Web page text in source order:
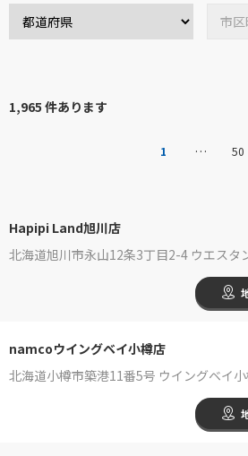
1,965 件あります
1 … 50
Hapipi Land旭川店
北海道旭川市永山12条3丁目2-4 ウエスタ
namcoウイングベイ小樽店
北海道小樽市築港11番5号 ウイングベイ